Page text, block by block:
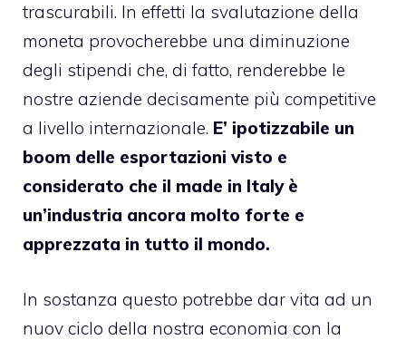
trascurabili. In effetti la svalutazione della
moneta provocherebbe una diminuzione
degli stipendi che, di fatto, renderebbe le
nostre aziende decisamente più competitive
a livello internazionale. E’ ipotizzabile un
boom delle esportazioni visto e
considerato che il made in Italy è
un’industria ancora molto forte e
apprezzata in tutto il mondo.
In sostanza questo potrebbe dar vita ad un
nuov ciclo della nostra economia con la